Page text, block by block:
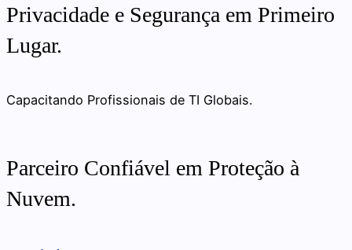
Privacidade e Segurança em Primeiro
Lugar.
Capacitando Profissionais de TI Globais.
Parceiro Confiável em Proteção à
Nuvem.